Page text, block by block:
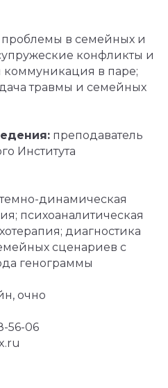
проблемы в семейных и
конфликты и
в паре;
травмы и семейных
преподаватель
Института
динамическая
психоаналитическая
диагностика
сценариев с
генограммы
очно
56-06